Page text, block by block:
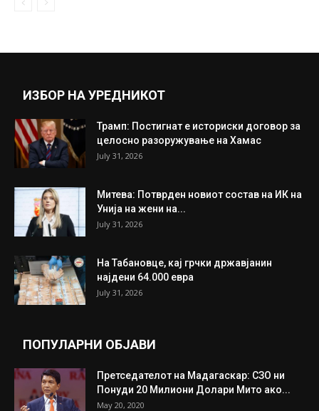
ИЗБОР НА УРЕДНИКОТ
Трамп: Постигнат е историски договор за
целосно разоружување на Хамас
July 31, 2026
Митева: Потврден новиот состав на ИК на
Унија на жени на...
July 31, 2026
На Табановце, кај грчки државјанин
најдени 64.000 евра
July 31, 2026
ПОПУЛАРНИ ОБЈАВИ
Претседателот на Мадагаскар: СЗО ни
Понуди 20 Милиони Долари Мито ако...
May 20, 2020